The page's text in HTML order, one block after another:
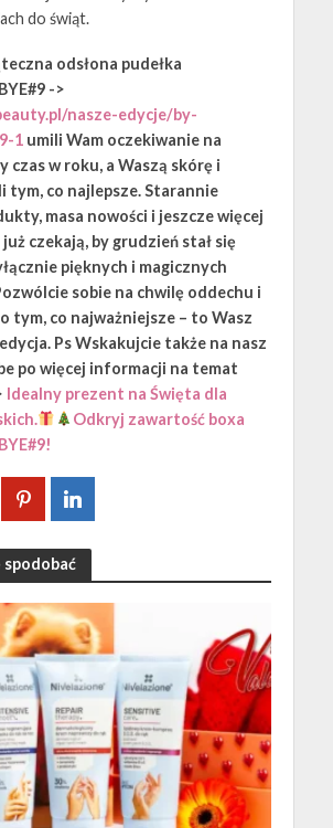
do świąt.
odsłona pudełka
->
nasze-edycje/by-
1umili Wam oczekiwanie na
czas w roku, a Waszą skórę i
tym, co najlepsze. Starannie
masa nowości i jeszcze więcej
czekają, by grudzień stał się
pięknych i magicznych
sobie na chwilę oddechu i
tym, co najważniejsze – to Wasz
Ps Wskakujcie także na nasz
po więcej informacji na temat
Idealny prezent na Święta dla
Odkryj zawartość boxa
spodobać